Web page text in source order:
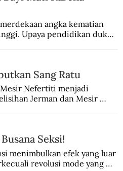
angka kematian
Upaya pendidikan dukun
Sang Ratu
Nefertiti menjadi
Jerman dan Mesir
Seksi!
menimbulkan efek yang luar
revolusi mode yang